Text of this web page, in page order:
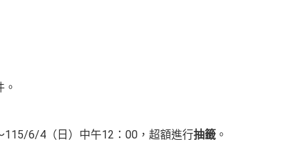
6/4（日）中午12：00，超額進行抽籤 。